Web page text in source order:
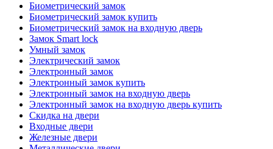
Биометрический замок
Биометрический замок купить
Биометрический замок на входную дверь
Замок Smart lock
Умный замок
Электрический замок
Электронный замок
Электронный замок купить
Электронный замок на входную дверь
Электронный замок на входную дверь купить
Скидка на двери
Входные двери
Железные двери